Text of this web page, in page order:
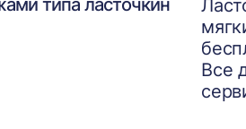
типа ласточкин
Все